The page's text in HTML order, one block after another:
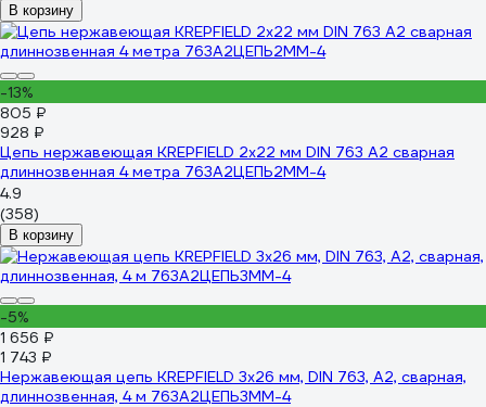
В корзину
-13%
805 ₽
928 ₽
Цепь нержавеющая KREPFIELD 2x22 мм DIN 763 А2 сварная
длиннозвенная 4 метра 763А2ЦЕПЬ2ММ-4
4.9
(358)
В корзину
-5%
1 656 ₽
1 743 ₽
Нержавеющая цепь KREPFIELD 3x26 мм, DIN 763, А2, сварная,
длиннозвенная, 4 м 763А2ЦЕПЬ3ММ-4